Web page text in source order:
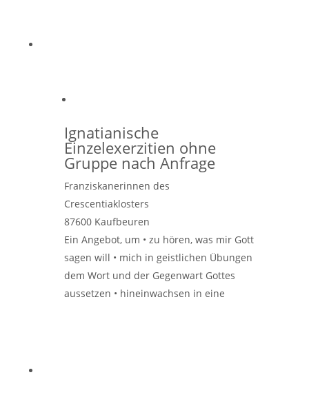
Ignatianische
Einzelexerzitien ohne
Gruppe nach Anfrage
Franziskanerinnen des
Crescentiaklosters
87600 Kaufbeuren
Ein Angebot, um • zu hören, was mir Gott
sagen will • mich in geistlichen Übungen
dem Wort und der Gegenwart Gottes
aussetzen • hineinwachsen in eine